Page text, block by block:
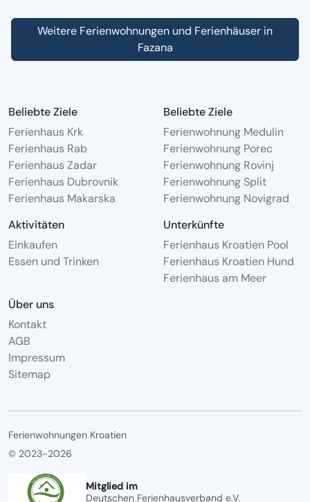
Weitere Ferienwohnungen und Ferienhäuser in
Fazana
Beliebte Ziele
Ferienhaus Krk
Ferienhaus Rab
Ferienhaus Zadar
Ferienhaus Dubrovnik
Ferienhaus Makarska
Beliebte Ziele
Ferienwohnung Medulin
Ferienwohnung Porec
Ferienwohnung Rovinj
Ferienwohnung Split
Ferienwohnung Novigrad
Aktivitäten
Einkaufen
Essen und Trinken
Unterkünfte
Ferienhaus Kroatien Pool
Ferienhaus Kroatien Hund
Ferienhaus am Meer
Über uns
Kontakt
AGB
Impressum
Sitemap
Ferienwohnungen Kroatien
© 2023-2026
Mitglied im
Deutschen Ferienhausverband e.V.